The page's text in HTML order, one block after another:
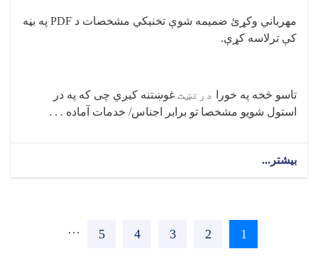
مهرباني وکړئ ضمیمه شوې تخنيکي مشخصات د PDF په بڼه
کې ترلاسه کړې.
تاسو څخه په خورا درنښت غوښتنه کیږي چی که په در
استول شویو مشخصا تو برابر اجناس/ خدمات آماده . . .
بیشتر...
Current
1
Page
2
Page
3
Page
4
Page
5
…